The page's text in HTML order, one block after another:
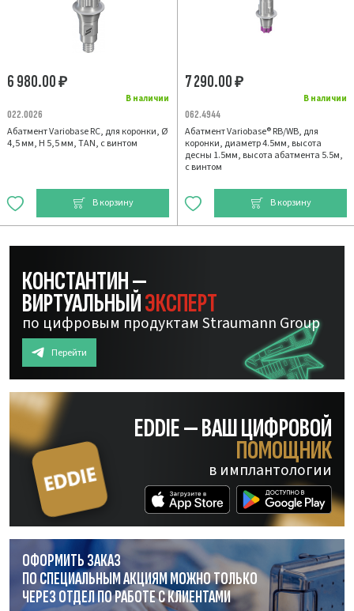
В наличии
6 980.00₽
022.0026
Абатмент Variobase RC, для коронки, Ø
4,5 мм, H 5,5 мм, TAN, с винтом
В корзину
В наличии
7 290.00₽
062.4944
Абатмент Variobase® RB/WB, для
коронки, диаметр 4.5мм, высота
десны 1.5мм, высота абатмента 5.5м,
с винтом
В корзину
КОНСТАНТИН —
ВИРТУАЛЬНЫЙЭКСПЕРТ
по цифровым продуктам Straumann Group
Перейти
EDDIE — ВАШ ЦИФРОВОЙ
ПОМОЩНИК
в имплантологии
ОФОРМИТЬ ЗАКАЗ
ПО СПЕЦИАЛЬНЫМ АКЦИЯМ МОЖНО ТОЛЬКО
ЧЕРЕЗ ОТДЕЛПО РАБОТЕС КЛИЕНТАМИ